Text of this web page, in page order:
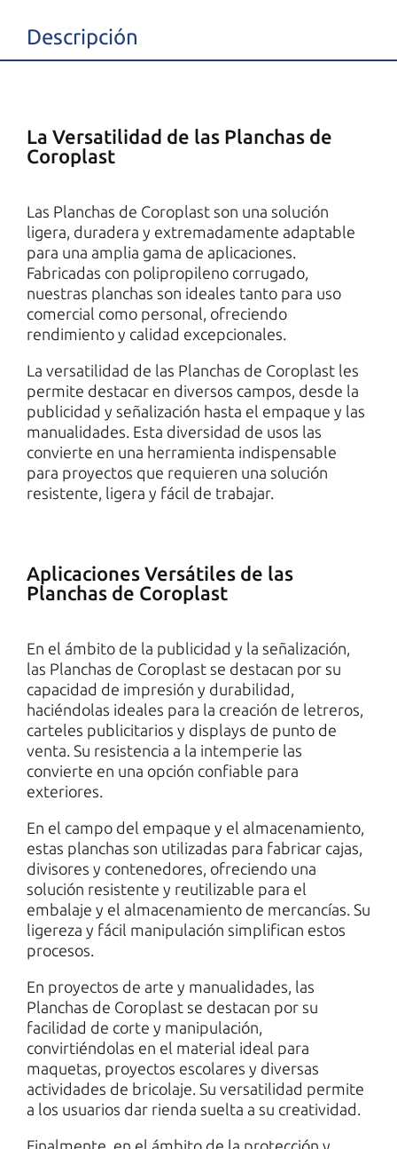
Descripción
La Versatilidad de las Planchas de
Coroplast
Las Planchas de Coroplast son una solución
ligera, duradera y extremadamente adaptable
para una amplia gama de aplicaciones.
Fabricadas con polipropileno corrugado,
nuestras planchas son ideales tanto para uso
comercial como personal, ofreciendo
rendimiento y calidad excepcionales.
La versatilidad de las Planchas de Coroplast les
permite destacar en diversos campos, desde la
publicidad y señalización hasta el empaque y las
manualidades. Esta diversidad de usos las
convierte en una herramienta indispensable
para proyectos que requieren una solución
resistente, ligera y fácil de trabajar.
Aplicaciones Versátiles de las
Planchas de Coroplast
En el ámbito de la publicidad y la señalización,
las Planchas de Coroplast se destacan por su
capacidad de impresión y durabilidad,
haciéndolas ideales para la creación de letreros,
carteles publicitarios y displays de punto de
venta. Su resistencia a la intemperie las
convierte en una opción confiable para
exteriores.
En el campo del empaque y el almacenamiento,
estas planchas son utilizadas para fabricar cajas,
divisores y contenedores, ofreciendo una
solución resistente y reutilizable para el
embalaje y el almacenamiento de mercancías. Su
ligereza y fácil manipulación simplifican estos
procesos.
En proyectos de arte y manualidades, las
Planchas de Coroplast se destacan por su
facilidad de corte y manipulación,
convirtiéndolas en el material ideal para
maquetas, proyectos escolares y diversas
actividades de bricolaje. Su versatilidad permite
a los usuarios dar rienda suelta a su creatividad.